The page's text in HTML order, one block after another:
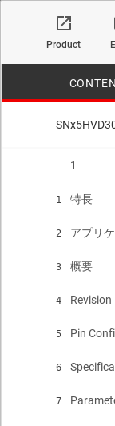
Product
1
1 特長
2 アプリ
3 概要
4
5 Pin
6
6.1
7